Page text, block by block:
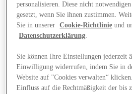
personalisieren. Diese nicht
gesetzt, wenn Sie ihnen zustimmen.
Sie in unserer
Cookie-Richtlinie und
Datenschutzerklärung.
Sie können Ihre Einstellungen jederzeit
Einwilligung widerrufen, indem Sie in
Website auf "Cookies verwalten“
Einfluss auf die Rechtmäßigkeit der bis